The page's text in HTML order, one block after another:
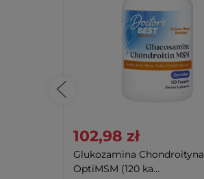
102,98 zł
Glukozamina Chondroityna
OptiMSM (120 ka...